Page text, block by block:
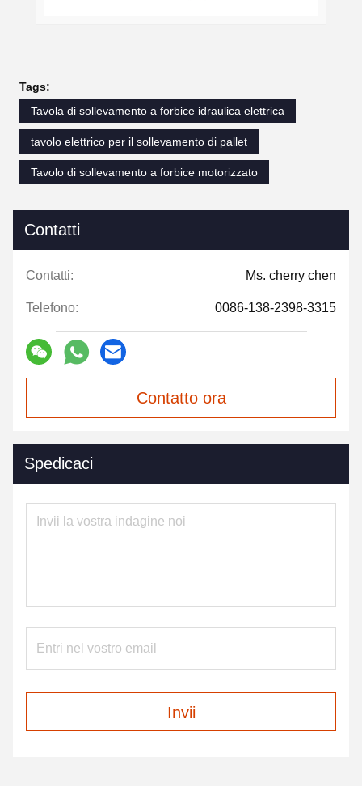
Tags:
Tavola di sollevamento a forbice idraulica elettrica
tavolo elettrico per il sollevamento di pallet
Tavolo di sollevamento a forbice motorizzato
Contatti
Contatti: Ms. cherry chen
Telefono: 0086-138-2398-3315
Contatto ora
Spedicaci
Invii